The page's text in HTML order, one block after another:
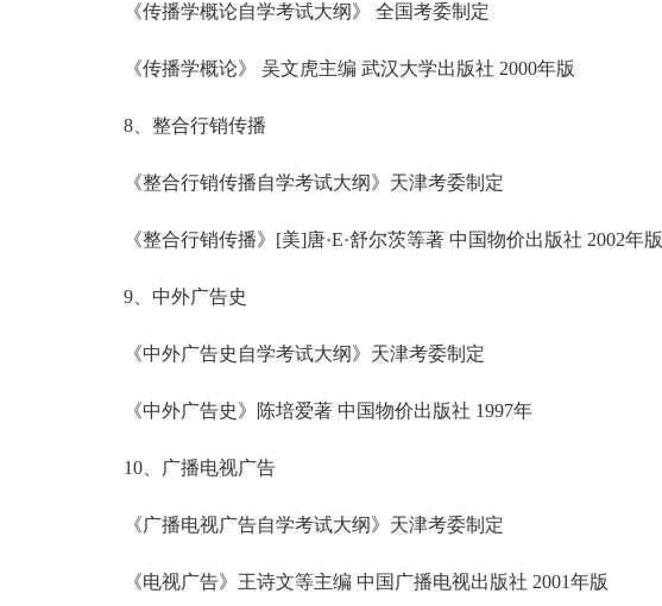
《传播学概论自学考试大纲》 全国考委制定
《传播学概论》 吴文虎主编 武汉大学出版社 2000年版
8、整合行销传播
《整合行销传播自学考试大纲》天津考委制定
《整合行销传播》[美]唐·E·舒尔茨等著 中国物价出版社 2002年版
9、中外广告史
《中外广告史自学考试大纲》天津考委制定
《中外广告史》陈培爱著 中国物价出版社 1997年
10、广播电视广告
《广播电视广告自学考试大纲》天津考委制定
《电视广告》王诗文等主编 中国广播电视出版社 2001年版